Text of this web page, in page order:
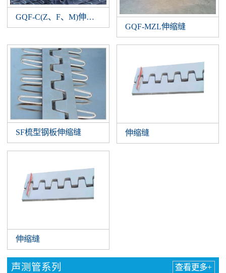
GQF-C(Z、F、M)伸缩缝
GQF-MZL伸缩缝
SF梳型钢板伸缩缝 伸缩缝
伸缩缝
声测管系列 查看更多+